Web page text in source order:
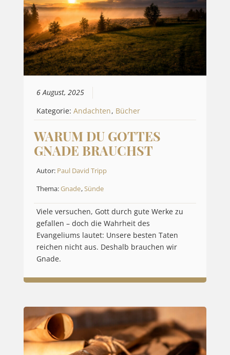
6 August, 2025
Kategorie:Andachten, Bücher
WARUM DU GOTTES
GNADE BRAUCHST
Autor: Paul David Tripp
Thema:Gnade,Sünde
Viele versuchen, Gott durch gute Werke zu
gefallen – doch die Wahrheit des
Evangeliums lautet: Unsere besten Taten
reichen nicht aus. Deshalb brauchen wir
Gnade.